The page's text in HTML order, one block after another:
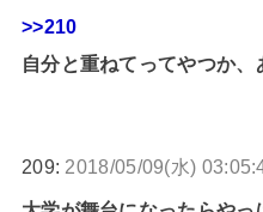
>>210
自分と重ねてってやつか、
209: 2018/05/09(水)